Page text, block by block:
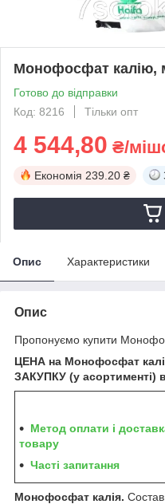
Монофосфат калію,
Готово до відправки
Код: 8216
Тільки опт
4 544,80 ₴/
Економія 239.20 ₴
Опис Характеристики
Опис
Пропонуємо купити
ЦЕНА на Монофосфат
ЗАКУПКУ (у асортименті)
Метод оплати і
товару
Часті запитання
Монофосфат калія.